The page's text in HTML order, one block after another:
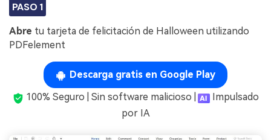
PASO 1
Abre tu tarjeta de felicitación de Halloween utilizando
PDFelement
Descarga gratis en Google Play
100% Seguro | Sin software malicioso |
Impulsado
por IA